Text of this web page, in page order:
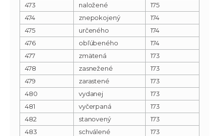
473
naložené
175
474
znepokojený
174
475
určeného
174
476
obľúbeného
174
477
zmätená
173
478
zasnežené
173
479
zarastené
173
480
vydanej
173
481
vyčerpaná
173
482
stanovený
173
483
schválené
173